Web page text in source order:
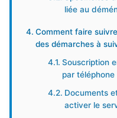
liée au
Comment faire
des démarches à
Souscription
par téléphone
Documents
activer le